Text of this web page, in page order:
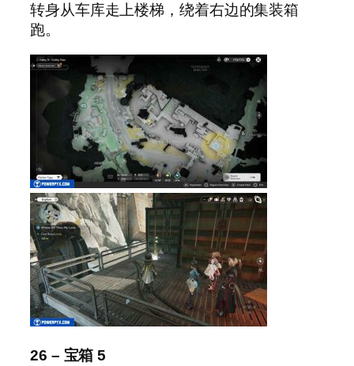
转身从车库走上楼梯，绕着右边的集装箱
跑。
26 – 宝箱 5